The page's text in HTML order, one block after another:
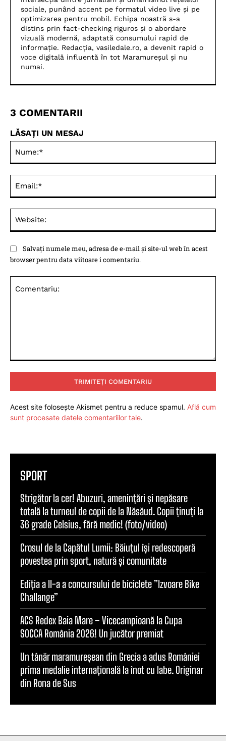
sociale, punând accent pe formatul video live și pe
optimizarea pentru mobil. Echipa noastră s-a
distins prin fact-checking riguros și o abordare
vizuală modernă, adaptată consumului rapid de
informație. Redacția, vasiledale.ro, a devenit rapid o
voce digitală influentă în tot Maramureșul și nu
numai.
3 COMENTARII
LĂSAȚI UN MESAJ
Salvați numele meu, adresa de e-mail și site-ul web în acest
browser pentru data viitoare i comentariu.
Acest site folosește Akismet pentru a reduce spamul. Află cum
sunt procesate datele comentariilor tale.
SPORT
Strigător la cer! Abuzuri, amenințări și nepăsare
totală la turneul de copii de la Năsăud. Copii ținuți la
36 grade Celsius, fără medic! (foto/video)
Crosul de la Capătul Lumii: Băiuțul își redescoperă
povestea prin sport, natură și comunitate
Ediția a II-a a concursului de biciclete ”Izvoare Bike
Challange”
ACS Redex Baia Mare – Vicecampioană la Cupa
SOCCA România 2026! Un jucător premiat
Un tânăr maramureșean din Grecia a adus României
prima medalie internațională la înot cu labe. Originar
din Rona de Sus